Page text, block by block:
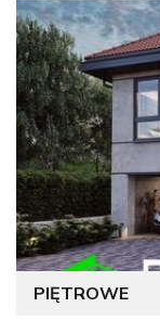
PIĘTROWE